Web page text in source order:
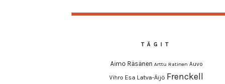
TÄGIT
Aimo Räsänen Arttu Ratinen Auvo
Vihro Esa Latva-Äijö Frenckell